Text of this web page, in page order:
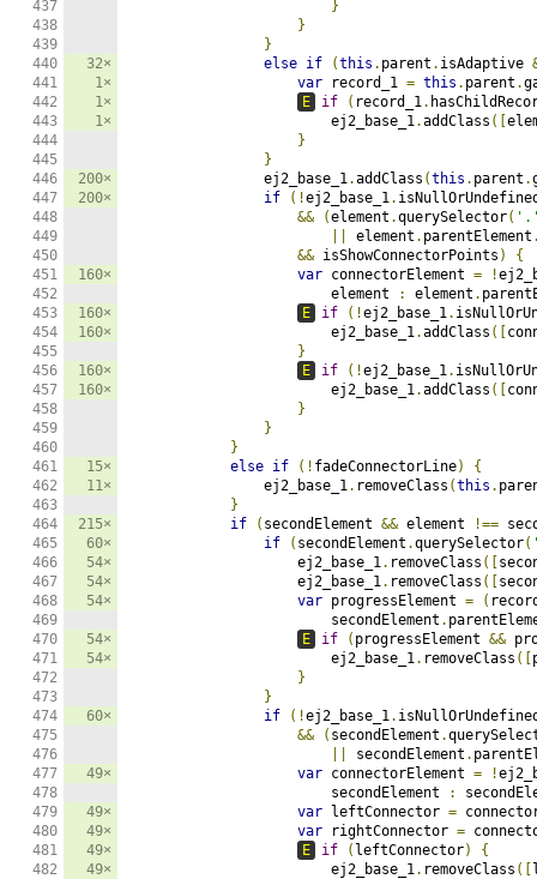
32×
1×
1×
1×
200×
200×
160×
160×
160×
160×
160×
15×
11×
215×
60×
54×
54×
54×
54×
54×
60×
49×
49×
49×
49×
49×
}
}
}
else if (this . parent . isAdaptive
var record_1 = this . parent .
E
if ( record_1.
                        ej2_base_1
.addClass ([
}
}
                ej2_base_1
.addClass (this . parent .
if
(!ej2_base_1.
&&
(element .querySelector(
element . parentElement
&& isShowConnectorPoints )
{
var connectorElement = !
                        element
: element .
E
if (!ej2_base_1.
                        ej2_base_1
.addClass ([
}
E
if (!ej2_base_1.
                        ej2_base_1
.addClass ([
}
}
}
else if (! fadeConnectorLine)
{
                ej2_base_1
. removeClass (this .
}
if
( secondElement && element !==
if
( secondElement .querySelector(
                    ej2_base_1
. removeClass ([
                    ej2_base_1
. removeClass ([
var progressElement = (
                        secondElement
.
E
if ( progressElement &&
                        ej2_base_1
. removeClass ([
}
}
if
(!ej2_base_1.
&&
( secondElement .
secondElement .
var connectorElement = !
                        secondElement
:
var leftConnector =
var rightConnector =
E
if ( leftConnector)
{
                        ej2_base_1
. removeClass ([